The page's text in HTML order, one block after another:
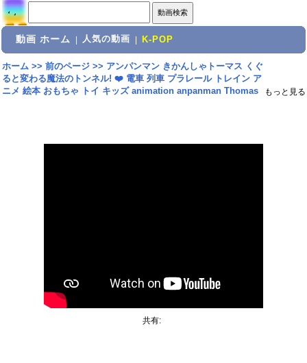
動画 ホーム 人気の動画 K-POP
ホーム>> 前のページ>> アンパンマン きかんしゃトーマス くぐ
ると変わる魔法のトンネル! ❤️ 電車 列車 プラレール トレイン ア
ニメ 絵本 おもちゃ トイ キッズ animation anpanman Thomas
もっと見る
共有: